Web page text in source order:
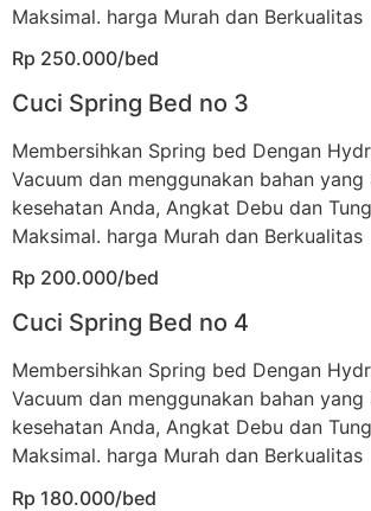
Maksimal. harga Murah dan Berkualitas
Rp 250.000/bed
Cuci Spring Bed no 3
Membersihkan Spring bed Dengan
Vacuum dan menggunakan bahan yang
kesehatan Anda, Angkat Debu dan
Maksimal. harga Murah dan Berkualitas
Rp 200.000/bed
Cuci Spring Bed no 4
Membersihkan Spring bed Dengan
Vacuum dan menggunakan bahan yang
kesehatan Anda, Angkat Debu dan
Maksimal. harga Murah dan Berkualitas
Rp 180.000/bed